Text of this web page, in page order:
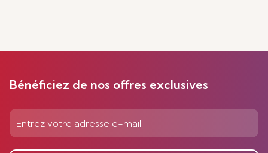
Bénéficiez de nos offres exclusives